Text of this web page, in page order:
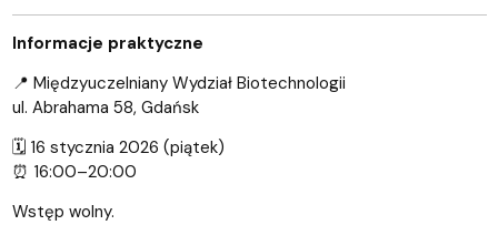
Informacje praktyczne
📍 Międzyuczelniany Wydział Biotechnologii
ul. Abrahama 58, Gdańsk
🗓 16 stycznia 2026 (piątek)
⏰ 16:00–20:00
Wstęp wolny.